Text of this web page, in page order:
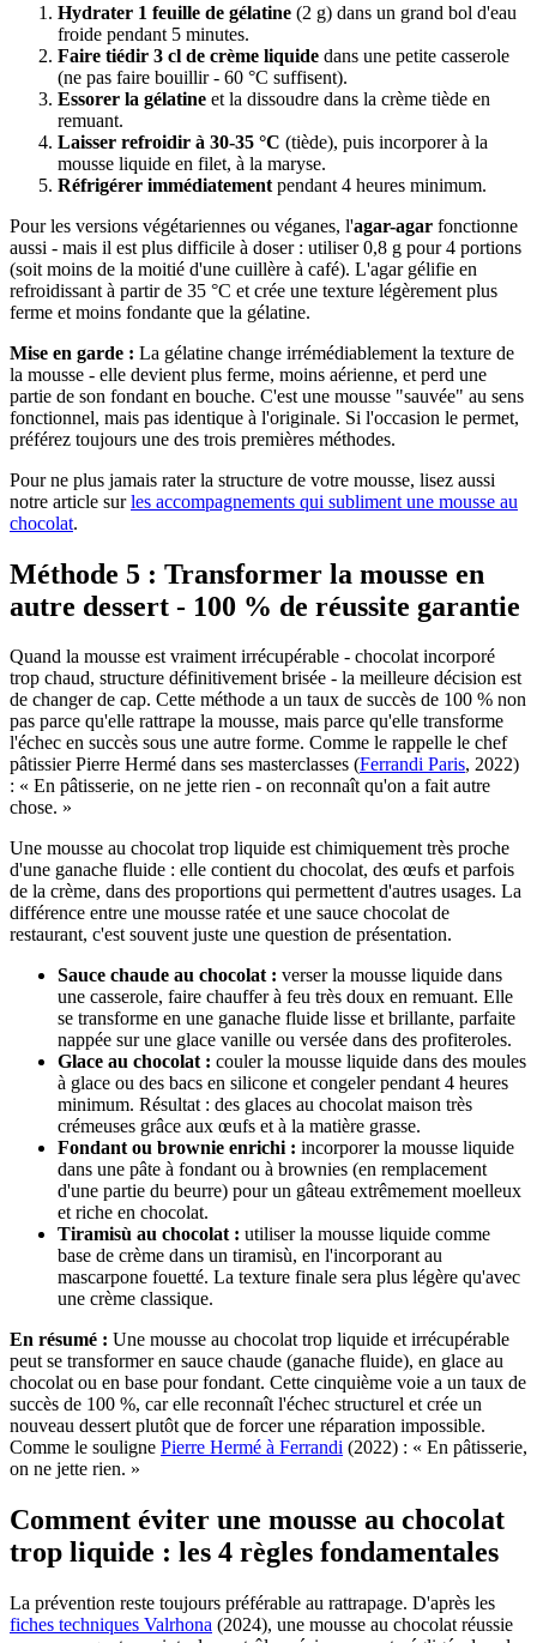
Hydrater 1 feuille de gélatine (2 g) dans un grand bol d'eau
froide pendant 5 minutes.
Faire tiédir 3 cl de crème liquide dans une petite casserole
(ne pas faire bouillir - 60 °C suffisent).
Essorer la gélatine et la dissoudre dans la crème tiède en
remuant.
Laisser refroidir à 30-35 °C (tiède), puis incorporer à la
mousse liquide en filet, à la maryse.
Réfrigérer immédiatement pendant 4 heures minimum.
Pour les versions végétariennes ou véganes, l'agar-agar fonctionne
aussi - mais il est plus difficile à doser : utiliser 0,8 g pour 4 portions
(soit moins de la moitié d'une cuillère à café). L'agar gélifie en
refroidissant à partir de 35 °C et crée une texture légèrement plus
ferme et moins fondante que la gélatine.
Mise en garde : La gélatine change irrémédiablement la texture de
la mousse - elle devient plus ferme, moins aérienne, et perd une
partie de son fondant en bouche. C'est une mousse "sauvée" au sens
fonctionnel, mais pas identique à l'originale. Si l'occasion le permet,
préférez toujours une des trois premières méthodes.
Pour ne plus jamais rater la structure de votre mousse, lisez aussi
notre article surles accompagnements qui subliment une mousse au
chocolat.
Méthode 5 : Transformer la mousse en
autre dessert - 100 % de réussite garantie
Quand la mousse est vraiment irrécupérable - chocolat incorporé
trop chaud, structure définitivement brisée - la meilleure décision est
de changer de cap. Cette méthode a un taux de succès de 100 % non
pas parce qu'elle rattrape la mousse, mais parce qu'elle transforme
l'échec en succès sous une autre forme. Comme le rappelle le chef
pâtissier Pierre Hermé dans ses masterclasses (Ferrandi Paris, 2022)
: « En pâtisserie, on ne jette rien - on reconnaît qu'on a fait autre
chose. »
Une mousse au chocolat trop liquide est chimiquement très proche
d'une ganache fluide : elle contient du chocolat, des œufs et parfois
de la crème, dans des proportions qui permettent d'autres usages. La
différence entre une mousse ratée et une sauce chocolat de
restaurant, c'est souvent juste une question de présentation.
Sauce chaude au chocolat : verser la mousse liquide dans
une casserole, faire chauffer à feu très doux en remuant. Elle
se transforme en une ganache fluide lisse et brillante, parfaite
nappée sur une glace vanille ou versée dans des profiteroles.
Glace au chocolat : couler la mousse liquide dans des moules
à glace ou des bacs en silicone et congeler pendant 4 heures
minimum. Résultat : des glaces au chocolat maison très
crémeuses grâce aux œufs et à la matière grasse.
Fondant ou brownie enrichi : incorporer la mousse liquide
dans une pâte à fondant ou à brownies (en remplacement
d'une partie du beurre) pour un gâteau extrêmement moelleux
et riche en chocolat.
Tiramisù au chocolat : utiliser la mousse liquide comme
base de crème dans un tiramisù, en l'incorporant au
mascarpone fouetté. La texture finale sera plus légère qu'avec
une crème classique.
En résumé : Une mousse au chocolat trop liquide et irrécupérable
peut se transformer en sauce chaude (ganache fluide), en glace au
chocolat ou en base pour fondant. Cette cinquième voie a un taux de
succès de 100 %, car elle reconnaît l'échec structurel et crée un
nouveau dessert plutôt que de forcer une réparation impossible.
Comme le souligne Pierre Hermé à Ferrandi (2022) : « En pâtisserie,
on ne jette rien. »
Comment éviter une mousse au chocolat
trop liquide : les 4 règles fondamentales
La prévention reste toujours préférable au rattrapage. D'après les
fiches techniques Valrhona (2024), une mousse au chocolat réussie